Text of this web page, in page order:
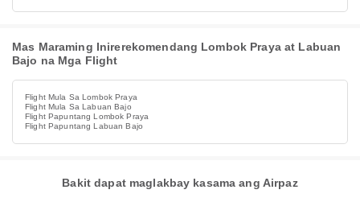
Mas Maraming Inirerekomendang Lombok Praya at Labuan
Bajo na Mga Flight
Flight Mula Sa Lombok Praya
Flight Mula Sa Labuan Bajo
Flight Papuntang Lombok Praya
Flight Papuntang Labuan Bajo
Bakit dapat maglakbay kasama ang Airpaz